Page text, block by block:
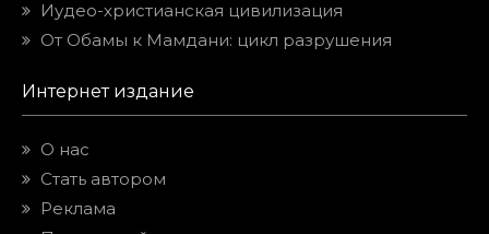
Иудео-христианская цивилизация
От Обамы к Мамдани: цикл разрушения
Интернет издание
О нас
Стать автором
Реклама